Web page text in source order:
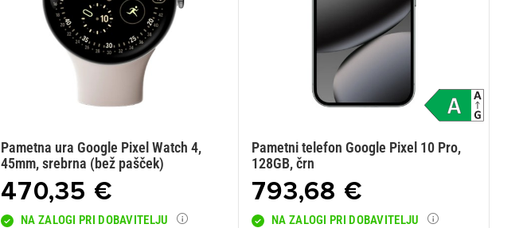
Pametna ura Google Pixel Watch 4,
45mm, srebrna (bež pašček)
470,35 €
NA ZALOGI PRI DOBAVITELJU
Pametni telefon Google Pixel 10 Pro,
128GB, črn
793,68 €
NA ZALOGI PRI DOBAVITELJU